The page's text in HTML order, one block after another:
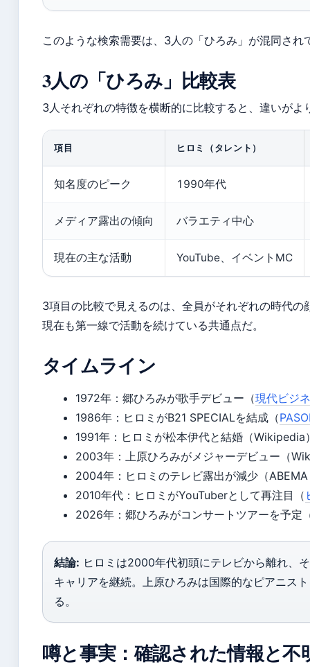
このような検索需要は、3人の「ひろみ」が混同され
3人の「ひろみ」比較表
3人それぞれの特徴を横断的に比較すると、違いがよ
項目 ヒロミ（タレント）
知名度のピーク 1990年代
メディア露出の傾向 バラエティ中心
現在の主な活動 YouTube、イベントMC
3項目の比較で見えるのは、全員がそれぞれの時代の
現在も第一線で活動を続けている共通点だ。
タイムライン
1972年 ：郷ひろみが歌手デビュー（現代ビジ
1986年 ：ヒロミがB21 SPECIALを結成（
1991年 ：ヒロミが松本伊代と結婚（Wikipedia
2003年 ：上原ひろみがメジャーデビュー（
2004年 ：ヒロミのテレビ露出が減少（
2010年代 ：ヒロミがYouTuberとして再注目（
2026年 ：郷ひろみがコンサートツアーを予定
結論: ヒロミは2000年代初頭にテレビから離れ、
キャリアを継続。上原ひろみは国際的なピアニス
る。
噂と事実：確認された情報と不